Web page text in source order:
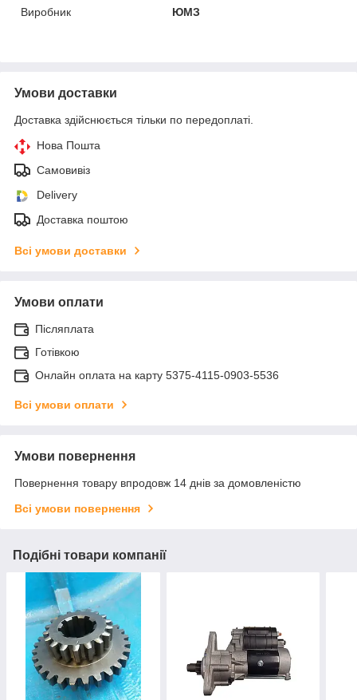
Виробник
ЮМЗ
Умови доставки
Доставка здійснюється тільки по передоплаті.
Нова Пошта
Самовивіз
Delivery
Доставка поштою
Всі умови доставки
Умови оплати
Післяплата
Готівкою
Онлайн оплата на карту 5375-4115-0903-5536
Всі умови оплати
Умови повернення
Повернення товару впродовж 14 днів за домовленістю
Всі умови повернення
Подібні товари компанії